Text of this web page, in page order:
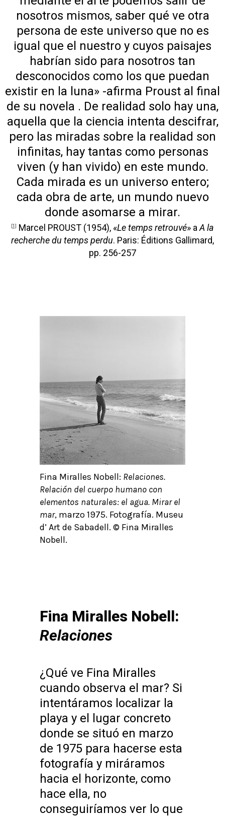
nosotros mismos, saber qué ve otra
persona de este universo que no es
igual que el nuestro y cuyos paisajes
habrían sido para nosotros tan
desconocidos como los que puedan
existir en la luna» -afirma Proust al final
de su novela . De realidad solo hay una,
aquella que la ciencia intenta descifrar,
pero las miradas sobre la realidad son
infinitas, hay tantas como personas
viven (y han vivido) en este mundo.
Cada mirada es un universo entero;
cada obra de arte, un mundo nuevo
donde asomarse a mirar.
[1] Marcel PROUST (1954), «Le temps retrouvé» a A la
recherche du temps perdu. Paris: Éditions Gallimard,
pp. 256-257
Fina Miralles Nobell: Relaciones.
Relación del cuerpo humano con
elementos naturales: el agua. Mirar el
mar, marzo 1975. Fotografía. Museu
d’ Art de Sabadell. © Fina Miralles
Nobell.
Fina Miralles Nobell:
Relaciones
¿Qué ve Fina Miralles
cuando observa el mar? Si
intentáramos localizar la
playa y el lugar concreto
donde se situó en marzo
de 1975 para hacerse esta
fotografía y miráramos
hacia el horizonte, como
hace ella, no
conseguiríamos ver lo que